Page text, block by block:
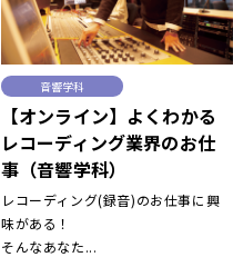
音響学科
【オンライン】よくわかる
レコーディング業界のお仕
事（音響学科）
レコーディング(録音)のお仕事に興
味がある！
そんなあなた...